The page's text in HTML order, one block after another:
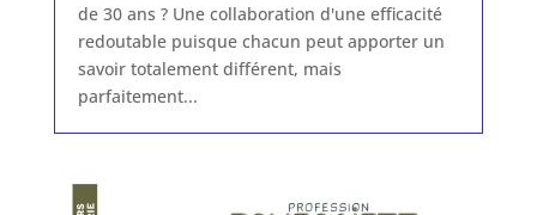
de 30 ans ? Une collaboration d'une efficacité
redoutable puisque chacun peut apporter un
savoir totalement différent, mais
parfaitement...